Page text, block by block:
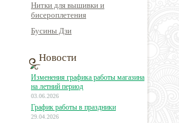
Нитки для вышивки и
бисероплетения
Бусины Дзи
Новости
Изменения графика работы магазина
на летний период
03.06.2026
График работы в праздники
29.04.2026